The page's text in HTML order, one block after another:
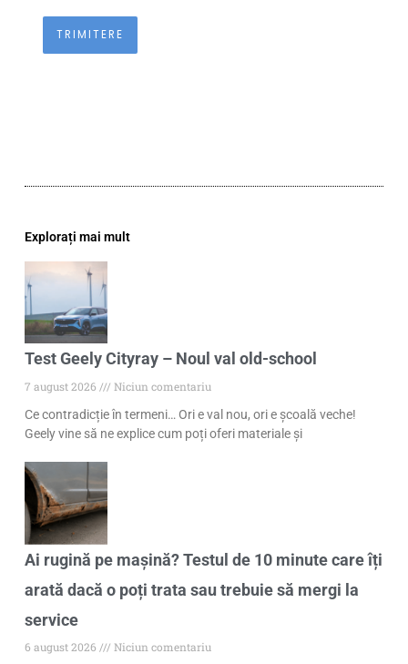
Explorați mai mult
Test Geely Cityray – Noul val old-school
7 august 2026
Niciun comentariu
Ce contradicție în termeni… Ori e val nou, ori e școală veche!
Geely vine să ne explice cum poți oferi materiale și
Ai rugină pe mașină? Testul de 10 minute care îți
arată dacă o poți trata sau trebuie să mergi la
service
6 august 2026
Niciun comentariu